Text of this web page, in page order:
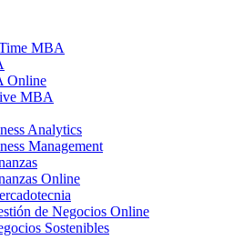
MBA
Online
MBA
Analytics
Management
Online
de Negocios Online
Sostenibles